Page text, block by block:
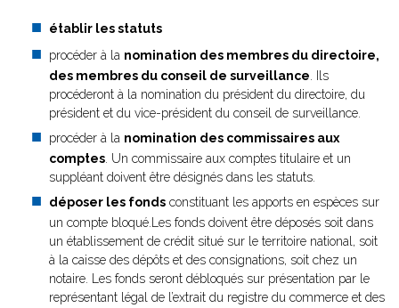
établir les statuts
procéder à la nomination des membres du directoire,
des membres du conseil de surveillance . Ils
procéderont à la nomination du président du directoire, du
président et du vice-président du conseil de surveillance.
procéder à la nomination des commissaires aux
comptes . Un commissaire aux comptes titulaire et un
suppléant doivent être désignés dans les statuts.
déposer les fonds constituant les apports en espèces sur
un compte bloqué.Les fonds doivent être déposés soit dans
un établissement de crédit situé sur le territoire national, soit
à la caisse des dépôts et des consignations, soit chez un
notaire. Les fonds seront débloqués sur présentation par le
représentant légal de l’extrait du registre du commerce et des